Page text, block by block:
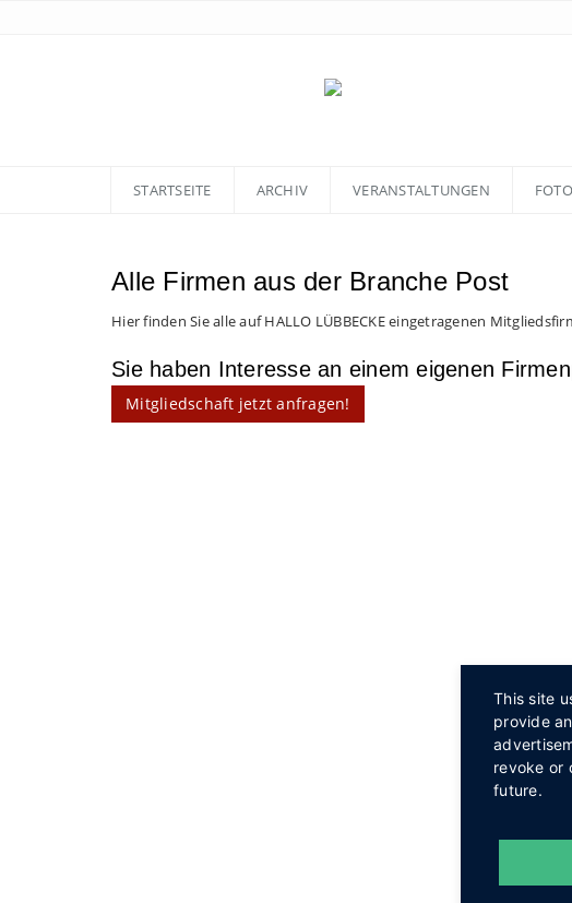
STARTSEITE ARCHIV VERANSTALTUNGEN
Alle Firmen aus der Branche Post
Hier finden Sie alle auf HALLO LÜBBECKE eingetragenen
Sie haben Interesse an einem eigenen
Mitgliedschaft jetzt anfragen!
This site
provide
revoke or
future.